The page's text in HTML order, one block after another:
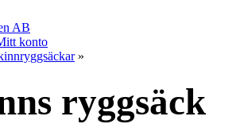
konto
»
ryggsäck